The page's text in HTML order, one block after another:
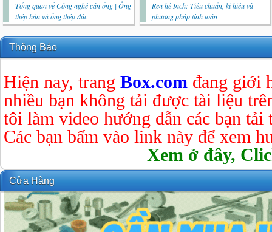
Tổng quan về Công nghệ cán ống | Ống
thép hàn và ống thép đúc
Ren hệ Inch: Tiêu chuẩn, kí hiệu và
phương pháp tính toán
Thông Báo
Hiện nay, trang Box.com đang giới
nhiều bạn không tải được tài liệu
tôi làm video hướng dẫn các bạn tải
Các bạn bấm vào link này để xem
Xem ở đây,
Cửa Hàng